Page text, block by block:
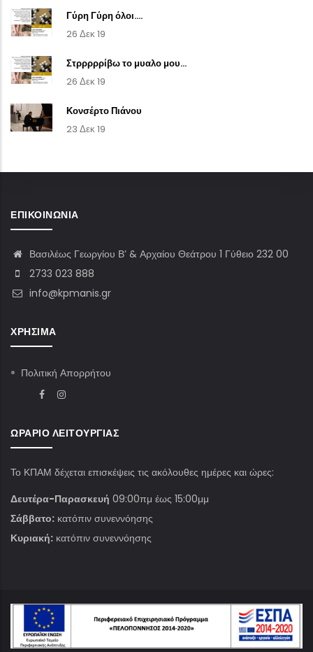
Γύρη Γύρη όλοι....
26 Δεκ 19
Στρρρρρίβω το μυαλο μου...
26 Δεκ 19
Κονσέρτο Πιάνου
23 Δεκ 19
ΕΠΙΚΟΙΝΩΝΊΑ
Βασιλέως Γεωργίου Β’ & Αρχαίου Θεάτρου 1 Γύθειο 232 00
2733 023 888
info@kpmanis.gr
ΧΡΉΣΙΜΑ
Πολιτική Απορρήτου
ΩΡΆΡΙΟ ΛΕΙΤΟΥΡΓΊΑΣ
Το ΚΠΑΜ δέχεται επισκέψεις τις ακόλουθες ημέρες και ώρες:
Δευτέρα-Παρασκευή 09:00πμ έως 15:00μμ
Σάββατο: κατόπιν συνεννόησης
Κυριακή: κατόπιν συνεννόησης